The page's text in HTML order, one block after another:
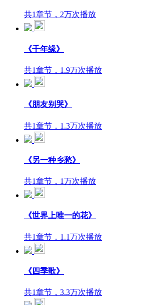
共1章节，2万次播放
《千年缘》
共1章节，1.9万次播放
《朋友别哭》
共1章节，1.3万次播放
《另一种乡愁》
共1章节，1万次播放
《世界上唯一的花》
共1章节，1.1万次播放
《四季歌》
共1章节，3.3万次播放